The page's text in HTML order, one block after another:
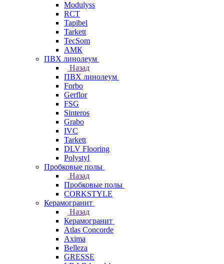
Modulyss
RCT
Tapibel
Tarkett
TecSom
АМК
ПВХ линолеум
Назад
ПВХ линолеум
Forbo
Gerflor
FSG
Sinteros
Grabo
IVC
Tarkett
DLV Flooring
Polystyl
Пробковые полы
Назад
Пробковые полы
CORKSTYLE
Керамогранит
Назад
Керамогранит
Atlas Concorde
Axima
Belleza
GRESSE